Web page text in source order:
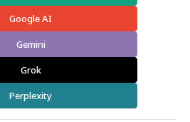
Google AI
Gemini
Grok
Perplexity